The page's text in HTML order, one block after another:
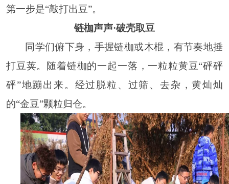
第一步是“敲打出豆”。
链枷声声·破壳取豆
同学们俯下身，手握链枷或木棍，有节奏地捶
打豆荚。随着链枷的一起一落，一粒粒黄豆“砰砰
砰”地蹦出来。经过脱粒、过筛、去杂，黄灿灿
的“金豆”颗粒归仓。